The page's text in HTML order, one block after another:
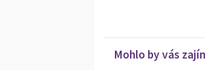
Mohlo by vás